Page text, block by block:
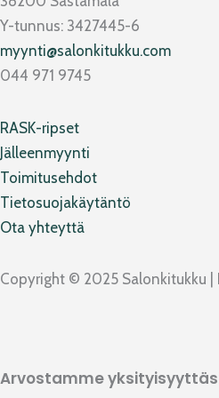
b
o
o
k
a
g
r
a
l
o
p
Y-tunnus: 3427445-6
myynti@salonkitukku.com
044 971 9745
RASK-ripset
Jälleenmyynti
Toimitusehdot
Tietosuojakäytäntö
Ota yhteyttä
Copyright © 2025 Salonkitukku |
Arvostamme